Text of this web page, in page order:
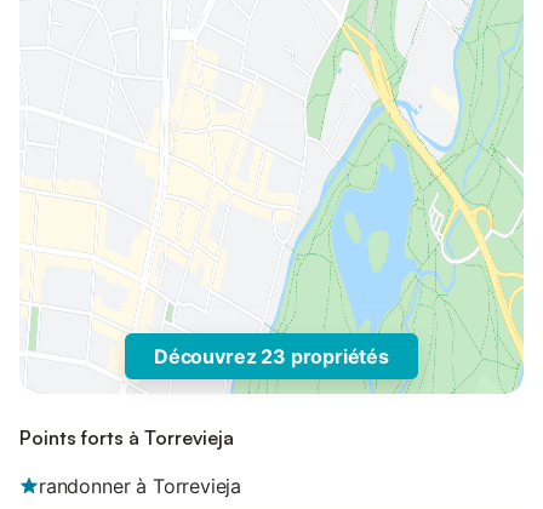
Découvrez 23 propriétés
Points forts à Torrevieja
randonner à Torrevieja